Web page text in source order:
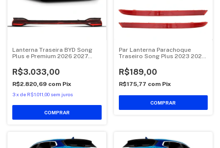
Lanterna Traseira BYD Song
Plus e Premium 2026 2027
R$3.033,00
R$2.820,69 com Pix
3x de R$1.011,00 sem juros
Par Lanterna Parachoque
Traseiro Song Plus 2023 2024
R$189,00
R$175,77 com Pix